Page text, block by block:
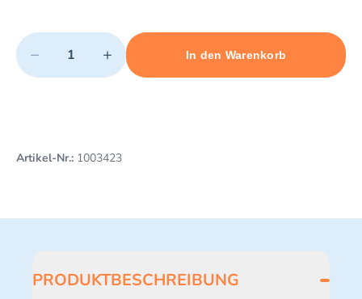
Quantity
− +
Minimum quantity: 1 Maximum quantity: 5
In den Warenkorb
Add 1 item to cart
Artikel-Nr.: 1003423
PRODUKTBESCHREIBUNG